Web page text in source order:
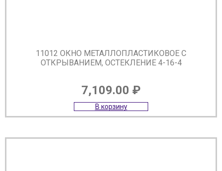
11012 ОКНО МЕТАЛЛОПЛАСТИКОВОЕ С
ОТКРЫВАНИЕМ, ОСТЕКЛЕНИЕ 4-16-4
7,109.00 ₽
В корзину